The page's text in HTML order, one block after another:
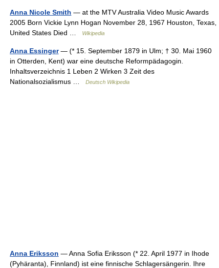
Anna Nicole Smith — at the MTV Australia Video Music Awards
2005 Born Vickie Lynn Hogan November 28, 1967 Houston, Texas,
United States Died …
Wikipedia
Anna Essinger— (* 15. September 1879 in Ulm; † 30. Mai 1960
in Otterden, Kent) war eine deutsche Reformpädagogin.
Inhaltsverzeichnis 1 Leben 2 Wirken 3 Zeit des
Nationalsozialismus …
Deutsch Wikipedia
Anna Eriksson — Anna Sofia Eriksson (* 22. April 1977 in Ihode
(Pyhäranta), Finnland) ist eine finnische Schlagersängerin. Ihre